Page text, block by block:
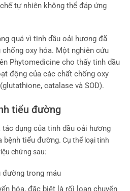
tự nhiên không thể đáp ứng
quá vì tinh dầu oải hương đã
oxy hóa. Một nghiên cứu
Phytomedicine cho thấy tinh dầu
động của các chất chống oxy
catalase và SOD).
tiểu đường
dụng của tinh dầu oải hương
bệnh tiểu đường. Cụ thể loại tinh
chứng sau:
đường trong máu